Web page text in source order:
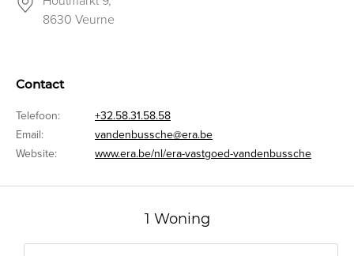
8630 Veurne
Contact
Telefoon:
+32.58.31.58.58
Email:
vandenbussche@era.be
Website:
www.era.be/nl/era-vastgoed-vandenbussche
1 Woning